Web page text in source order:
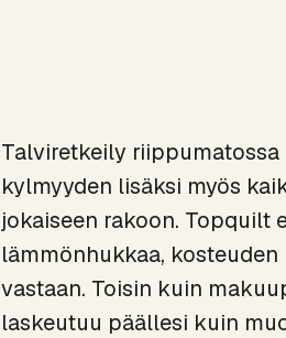
Talviretkeily
kylmyyden lisäksi myös
jokaiseen rakoon. Topquilt
lämmönhukkaa,
vastaan. Toisin kuin
laskeutuu päällesi kuin